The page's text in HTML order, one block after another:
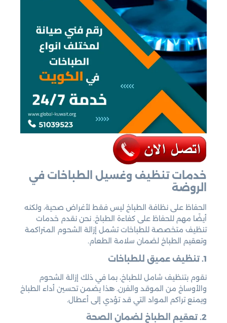
خدمات تنظيف وغسيل الطباخات في
الروضة
الحفاظ على نظافة الطباخ ليس فقط لأغراض صحية، ولكنه
أيضًا مهم للحفاظ على كفاءة الطباخ. نحن نقدم خدمات
تنظيف متخصصة للطباخات تشمل إزالة الشحوم المتراكمة
وتعقيم الطباخ لضمان سلامة الطعام.
1. تنظيف عميق للطباخات
نقوم بتنظيف شامل للطباخ، بما في ذلك إزالة الشحوم
والأوساخ من الموقد والفرن. هذا يضمن تحسين أداء الطباخ
ويمنع تراكم المواد التي قد تؤدي إلى أعطال.
2. تعقيم الطباخ لضمان الصحة